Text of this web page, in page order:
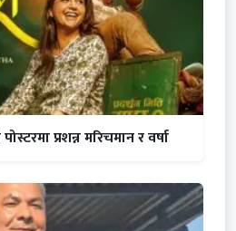
प्रशन्न मरिचमान र वर्षा